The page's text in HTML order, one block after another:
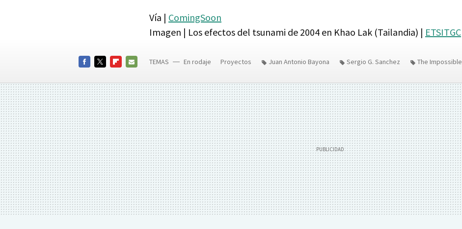
Vía | ComingSoon
Imagen | Los efectos del tsunami de 2004 en Khao Lak (Tailandia) | ETSITGC
MAIL
TEMAS En rodaje Proyectos Juan Antonio Bayona Sergio G. Sanchez
The Impossible